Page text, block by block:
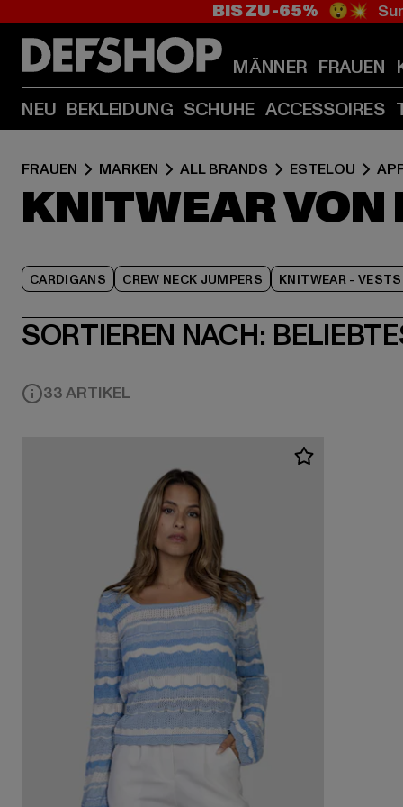
BIS ZU -65% 😲💥
MÄNNER FRAUEN
NEU BEKLEIDUNG SCHUHE ACCESSOIRES
FRAUEN MARKEN ALL BRANDS ESTELOU
KNITWEAR VON
CARDIGANS CREW NECK JUMPERS KNITWEAR - VESTS
SORTIEREN NACH:
33 ARTIKEL